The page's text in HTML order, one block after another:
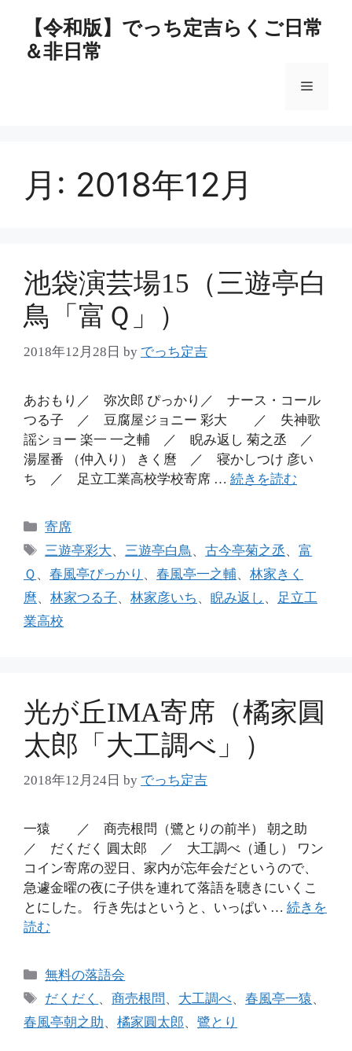
【令和版】でっち定吉らくご日常
＆非日常
メ
月: 2018年12月
池袋演芸場15（三遊亭白
鳥「富Ｑ」）
2018年12月28日 by でっち定吉
あおもり／ 弥次郎 ぴっかり／ ナース・コール
つる子 ／ 豆腐屋ジョニー 彩大 ／ 失神歌
謡ショー 楽一 一之輔 ／ 睨み返し 菊之丞 ／
湯屋番 （仲入り） きく麿 ／ 寝かしつけ 彦い
ち ／ 足立工業高校学校寄席 … 続きを読む
カ
テ
リ
ー
寄席
タ
グ
三遊亭彩大、 三遊亭白鳥 、古今亭菊之丞、富
Ｑ 、 春風亭ぴっかり 、 春風亭一之輔、 林家きく
麿、 林家つる子、 林家彦いち 、 睨み返し 、
足立工
業高校
光が丘IMA寄席（橘家圓
太郎「大工調べ」）
2018年12月24日 by でっち定吉
一猿 ／ 商売根問（鷺とりの前半） 朝之助
／ だくだく 圓太郎 ／ 大工調べ（通し） ワン
コイン寄席の翌日、家内が忘年会だというので、
急遽金曜の夜に子供を連れて落語を聴きにいくこ
とにした。 行き先はというと、いっぱい … 続きを
読む
カ
テ
ゴ
リ
無料の落語会
タ
グ
だくだく 、商売根問 、 大工調べ、春風亭一猿、
春風亭朝之助、 橘家圓太郎、 鷺とり